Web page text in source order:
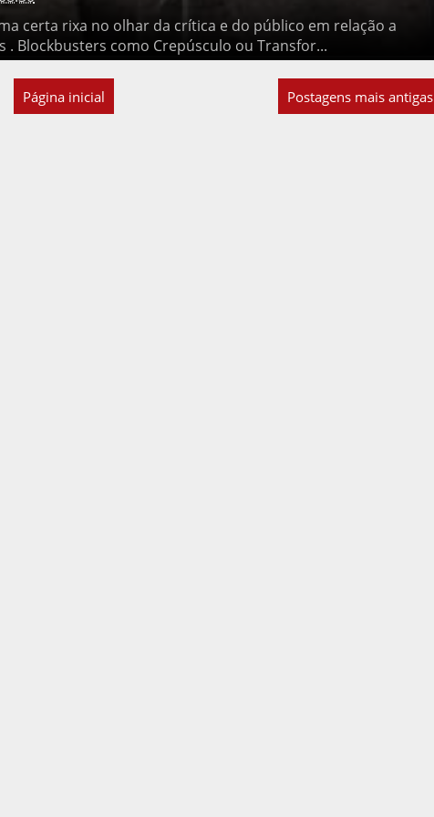
certa rixa no olhar da crítica e do público em relação a determinados
Crepúsculo ou Transfor...
Postagens mais antigas
Página inicial